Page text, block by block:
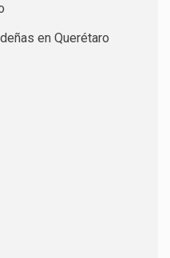
en Querétaro